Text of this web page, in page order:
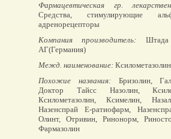
Фармацевтическая гр.
Средства, стимулирующие
адренорецепторы
Компания производитель: Штада
АГ(Германия)
Межд. наименование: Ксилометазолин
Похожие названия:Бризолин,
Доктор Тайсс Назолин,
Ксилометазолин, Ксимелин,
Назенспрай Е-ратиофарм,
Олинт, Отривин, Ринонорм,
Фармазолин